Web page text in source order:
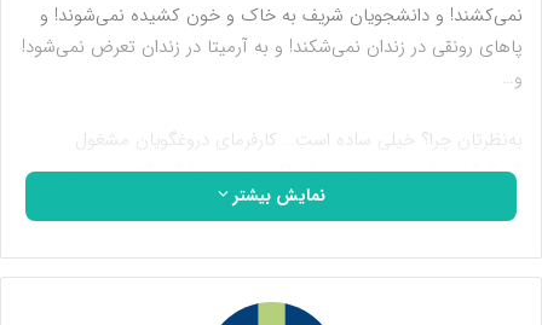
نمی‌کشند! و دانشجویان شریف به خاک و خون کشیده نمی‌شوند! و
پاهای رونقی در زندان نمی‌شکند! و به آرمیتا در زندان تعرض نمی‌شود!
و…
به‌نظرتان چرا؟ خیلی ساده است… کارفرمای دروغگویان مشغول
کودک‌کشی است و جیره دروغ‌پراکنی خرج موشک‌پراکنی در غزه
اما ماجرا از این دقیق‌تر است؛ واقعیت این است که رهزن‌های رسانه‌ای
همچنان در ایران مشغول کارند اما دروغ‌هایشان باور نمی‌شود؛ چرا؟
نمایش بیشتر